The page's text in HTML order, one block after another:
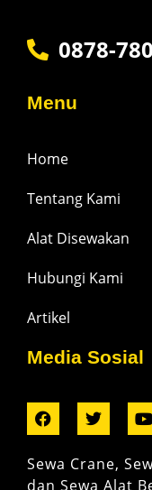
0878-
Menu
Home
Tentang Kami
Alat Disewakan
Hubungi Kami
Artikel
Media Sosial
Sewa Crane,
dan Sewa Alat